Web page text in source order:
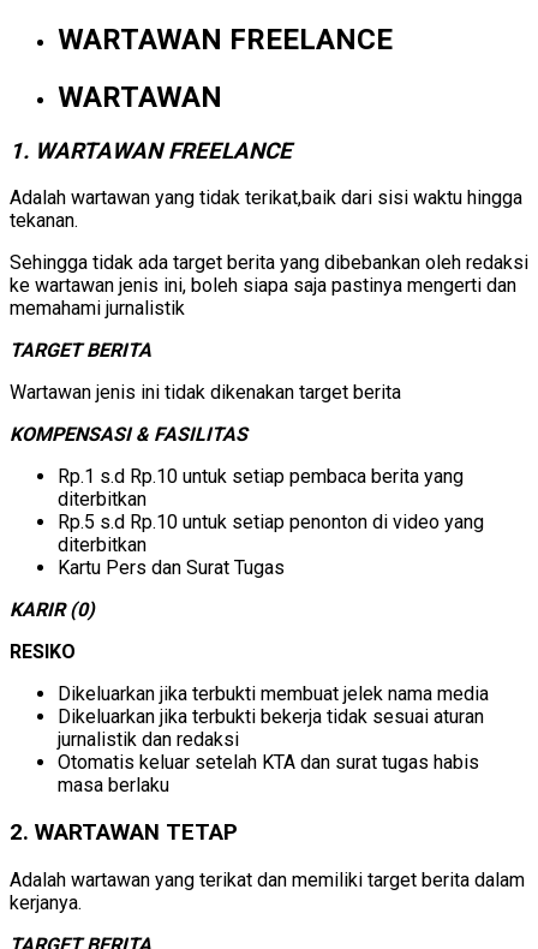
WARTAWAN FREELANCE
WARTAWAN
1. WARTAWAN FREELANCE
Adalah wartawan yang tidak terikat,baik dari sisi waktu hingga
tekanan.
Sehingga tidak ada target berita yang dibebankan oleh redaksi
ke wartawan jenis ini, boleh siapa saja pastinya mengerti dan
memahami jurnalistik
TARGET BERITA
Wartawan jenis ini tidak dikenakan target berita
KOMPENSASI & FASILITAS
Rp.1 s.d Rp.10 untuk setiap pembaca berita yang
diterbitkan
Rp.5 s.d Rp.10 untuk setiap penonton di video yang
diterbitkan
Kartu Pers dan Surat Tugas
KARIR (0)
RESIKO
Dikeluarkan jika terbukti membuat jelek nama media
Dikeluarkan jika terbukti bekerja tidak sesuai aturan
jurnalistik dan redaksi
Otomatis keluar setelah KTA dan surat tugas habis
masa berlaku
2. WARTAWAN TETAP
Adalah wartawan yang terikat dan memiliki target berita dalam
kerjanya.